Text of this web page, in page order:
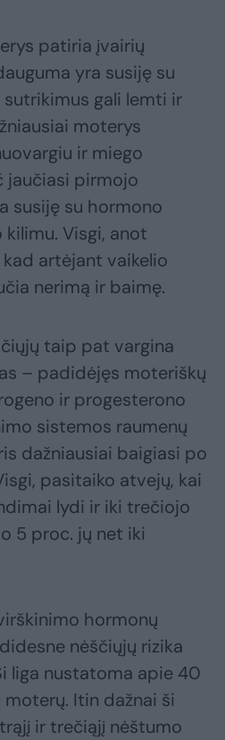
patiria įvairių
yra susiję su
gali lemti ir
moterys
ir miego
jaučiasi pirmojo
susiję su hormono
Visgi, anot
artėjant vaikelio
nerimą ir baimę.
taip pat vargina
– padidėjęs moteriškų
ir progesterono
sistemos raumenų
dažniausiai baigiasi po
pasitaiko atvejų, kai
lydi ir iki trečiojo
5 proc. jų net iki
hormonų
nėščiųjų rizika
liga nustatoma apie 40
Itin dažnai ši
ir trečiąjį nėštumo